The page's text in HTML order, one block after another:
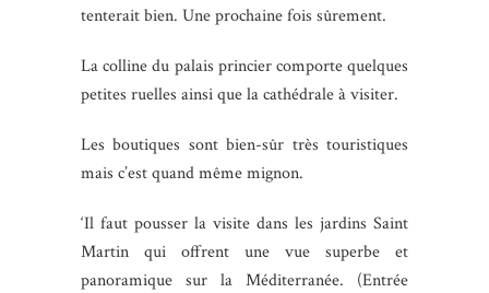
tenterait bien. Une prochaine fois sûrement.
La colline du palais princier comporte quelques
petites ruelles ainsi que la cathédrale à visiter.
Les boutiques sont bien-sûr très touristiques
mais c’est quand même mignon.
‘Il faut pousser la visite dans les jardins Saint
Martin qui offrent une vue superbe et
panoramique sur la Méditerranée. (Entrée